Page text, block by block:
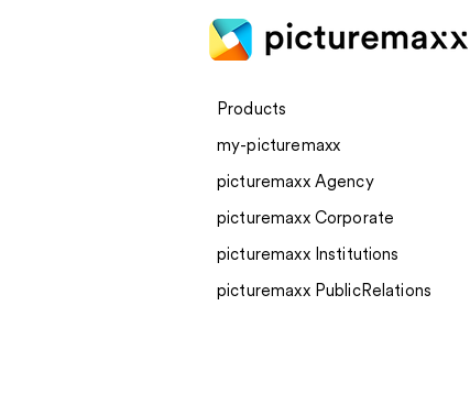
Products
my-picturemaxx
picturemaxx Agency
picturemaxx Corporate
picturemaxx Institutions
picturemaxx PublicRelations